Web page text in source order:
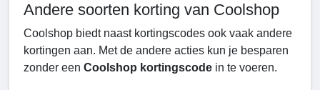
Andere soorten korting van Coolshop
Coolshop biedt naast kortingscodes ook vaak andere
kortingen aan. Met de andere acties kun je besparen
zonder een Coolshop kortingscode in te voeren.